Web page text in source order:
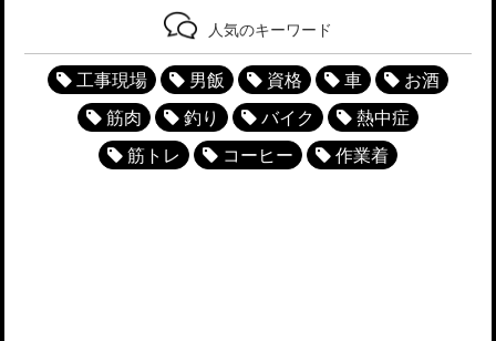
人気のキーワード
工事現場 男飯 資格 車
お酒
筋肉
釣り バイク
熱中症
筋トレ
コーヒー 作業着